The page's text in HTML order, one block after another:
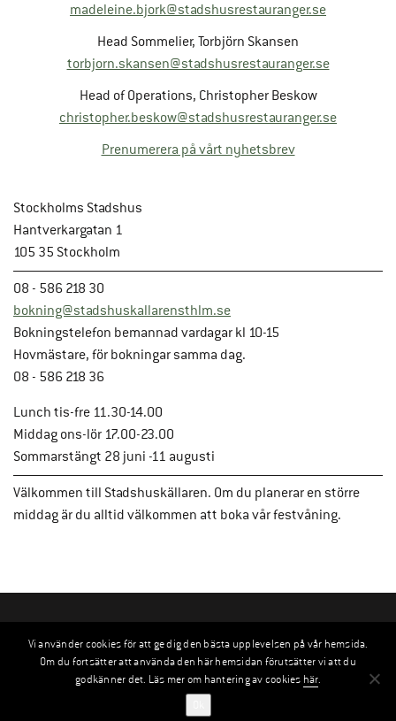
madeleine.bjork@stadshusrestauranger.se
Head Sommelier, Torbjörn Skansen
torbjorn.skansen@stadshusrestauranger.se
Head of Operations, Christopher Beskow
christopher.beskow@stadshusrestauranger.se
Prenumerera på vårt nyhetsbrev
Stockholms Stadshus
Hantverkargatan 1
105 35 Stockholm
08 - 586 218 30
bokning@stadshuskallarensthlm.se
Bokningstelefon bemannad vardagar kl 10-15
Hovmästare, för bokningar samma dag.
08 - 586 218 36
Lunch tis-fre 11.30-14.00
Middag ons-lör 17.00-23.00
Sommarstängt 28 juni -11 augusti
Välkommen till Stadshuskällaren. Om du planerar en större
middag är du alltid välkommen att boka vår festvåning.
Vi använder cookies för att ge dig den bästa upplevelsen på vår hemsida.
Om du fortsätter att använda den här hemsidan förutsätter vi att du
godkänner det. Läs mer om hantering av cookies här.